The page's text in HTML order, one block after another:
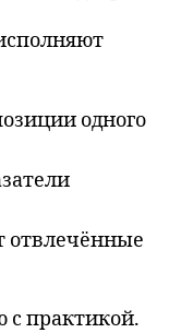
одного
отвлечённые
практикой.